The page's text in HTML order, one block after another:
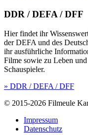
DDR / DEFA / DFF
Hier findet ihr
der DEFA und des
ihr ausführliche
Filme sowie zu Leben
Schauspieler.
» DDR / DEFA / DFF
© 2015-2026 Filmeule
Impressum
Datenschutz